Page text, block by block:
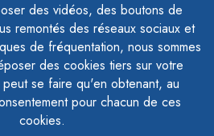
des vidéos, des boutons de
remontés des réseaux sociaux et
de fréquentation, nous sommes
des cookies tiers sur votre
se faire qu'en obtenant, au
pour chacun de ces
cookies.
PARTIELLEMENT CONFORME
PLAN DU SITE
LÉGALES
À LA PROTECTION DES DONNÉES
DES COOKIES